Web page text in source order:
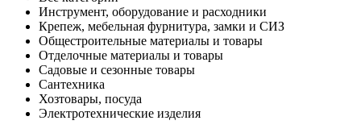
Инструмент, оборудование и расходники
Крепеж, мебельная фурнитура, замки и СИЗ
Общестроительные материалы и товары
Отделочные материалы и товары
Садовые и сезонные товары
Сантехника
Хозтовары, посуда
Электротехнические изделия